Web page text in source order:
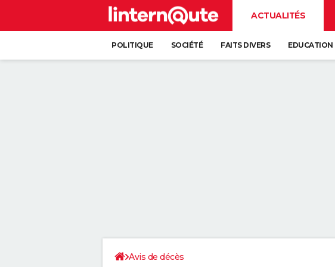
ACTUALITÉS
POLITIQUE SOCIÉTÉ FAITS DIVERS EDUCATION
Avis de décès